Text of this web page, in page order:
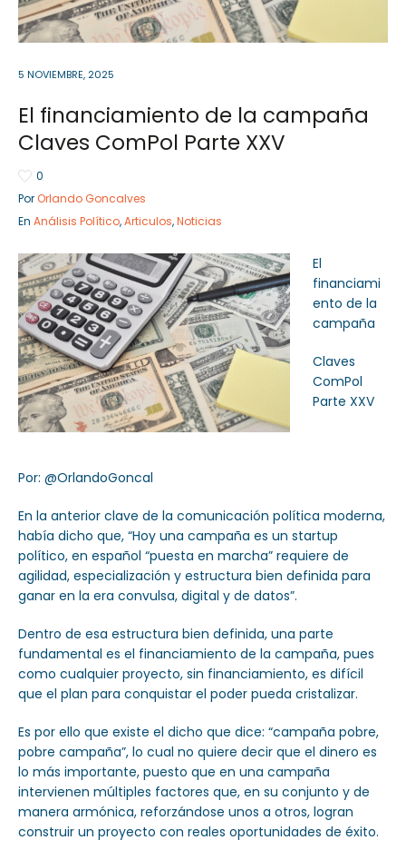
Sector Público
Servicios
Empresa Privada
Servicios
5 NOVIEMBRE, 2025
El financiamiento de la campaña
Claves ComPol Parte XXV
0
Por Orlando Goncalves
En Análisis Político,Articulos,Noticias
El
financiami
ento de la
campaña
Claves
ComPol
Parte XXV
Por: @OrlandoGoncal
En la anterior clave de la comunicación política moderna,
había dicho que, “Hoy una campaña es un startup
político, en español “puesta en marcha” requiere de
agilidad, especialización y estructura bien definida para
ganar en la era convulsa, digital y de datos”.
Dentro de esa estructura bien definida, una parte
fundamental es el financiamiento de la campaña, pues
como cualquier proyecto, sin financiamiento, es difícil
que el plan para conquistar el poder pueda cristalizar.
Es por ello que existe el dicho que dice: “campaña pobre,
pobre campaña”, lo cual no quiere decir que el dinero es
lo más importante, puesto que en una campaña
intervienen múltiples factores que, en su conjunto y de
manera armónica, reforzándose unos a otros, logran
construir un proyecto con reales oportunidades de éxito.